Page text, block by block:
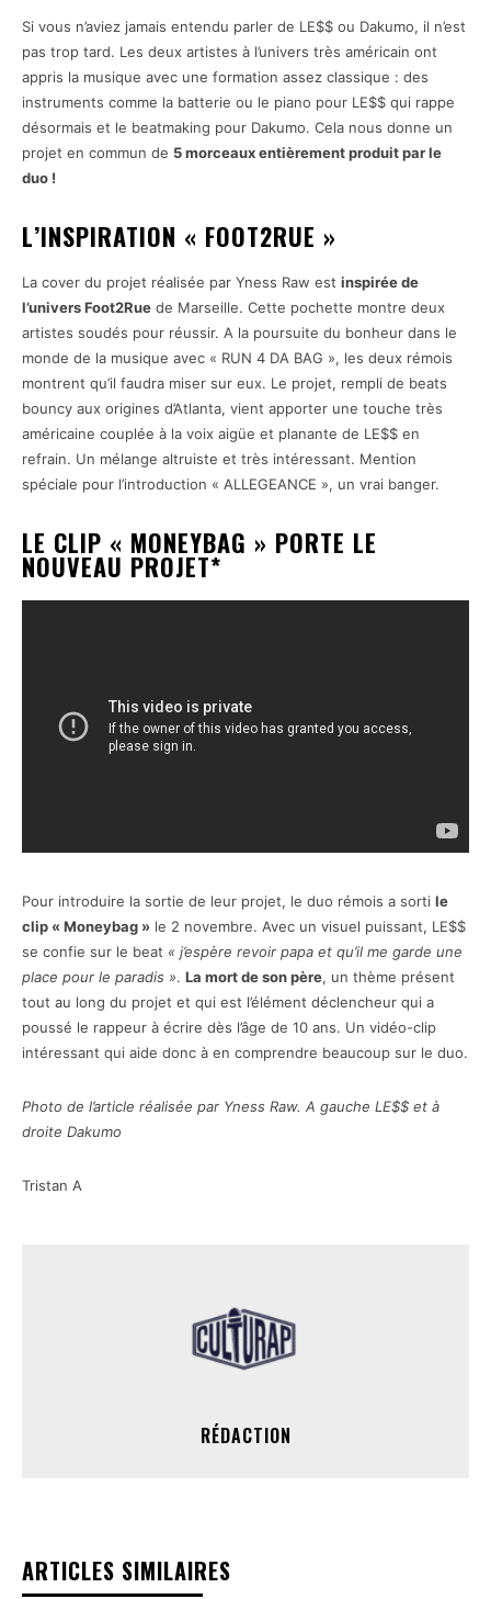
Si vous n’aviez jamais entendu parler de LE$$ ou Dakumo, il n’est
pas trop tard. Les deux artistes à l’univers très américain ont
appris la musique avec une formation assez classique : des
instruments comme la batterie ou le piano pour LE$$ qui rappe
désormais et le beatmaking pour Dakumo. Cela nous donne un
projet en commun de 5 morceaux entièrement produit par le
duo !
L’INSPIRATION « FOOT2RUE »
La cover du projet réalisée par Yness Raw est inspirée de
l’univers Foot2Rue de Marseille. Cette pochette montre deux
artistes soudés pour réussir. A la poursuite du bonheur dans le
monde de la musique avec « RUN 4 DA BAG », les deux rémois
montrent qu’il faudra miser sur eux. Le projet, rempli de beats
bouncy aux origines d’Atlanta, vient apporter une touche très
américaine couplée à la voix aigüe et planante de LE$$ en
refrain. Un mélange altruiste et très intéressant. Mention
spéciale pour l’introduction « ALLEGEANCE », un vrai banger.
LE CLIP « MONEYBAG » PORTE LE
NOUVEAU PROJET*
Pour introduire la sortie de leur projet, le duo rémois a sorti le
clip « Moneybag » le 2 novembre. Avec un visuel puissant, LE$$
se confie sur le beat « j’espère revoir papa et qu’il me garde une
place pour le paradis ». La mort de son père, un thème présent
tout au long du projet et qui est l’élément déclencheur qui a
poussé le rappeur à écrire dès l’âge de 10 ans. Un vidéo-clip
intéressant qui aide donc à en comprendre beaucoup sur le duo.
Photo de l’article réalisée par Yness Raw. A gauche LE$$ et à
droite Dakumo
Tristan A
RÉDACTION
ARTICLES SIMILAIRES